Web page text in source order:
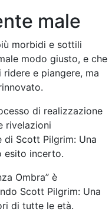
male
morbidi e sottili
modo giusto, e che
e piangere, ma
di realizzazione
rivelazioni
Scott Pilgrim: Una
esito incerto.
Ombra” è
Scott Pilgrim: Una
di tutte le età.